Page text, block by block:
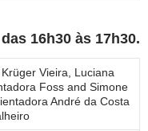
16h30 às 17h30.
Vieira, Luciana
Foss and Simone
André da Costa